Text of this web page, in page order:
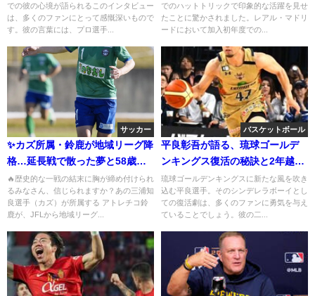
での彼の心境が語られるこのインタビュー
は、多くのファンにとって感慨深いもので
す。彼の言葉には、プロ選手...
でのハットトリックで印象的な活躍を見せ
たことに驚かされました。レアル・マドリ
ードにおいて加入初年度での...
サッカー
✨カズ所属・鈴鹿が地域リーグ降
格…延長戦で散った夢と58歳の
挑戦
🔥歴史的な一戦の結末に胸が締め付けられ
るみなさん、信じられますか？あの三浦知
良選手（カズ）が所属する アトレチコ鈴
鹿が、JFLから地域リーグ...
バスケットボール
平良彰吾が語る、琉球ゴールデ
ンキングス復活の秘訣と2年越し
の決意
琉球ゴールデンキングスに新たな風を吹き
込む平良選手。そのシンデレラボーイとし
ての復活劇は、多くのファンに勇気を与え
ていることでしょう。彼の二...